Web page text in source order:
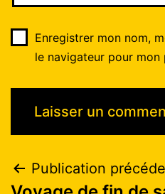
Enregistrer mon nom,
le navigateur pour mon
Publication